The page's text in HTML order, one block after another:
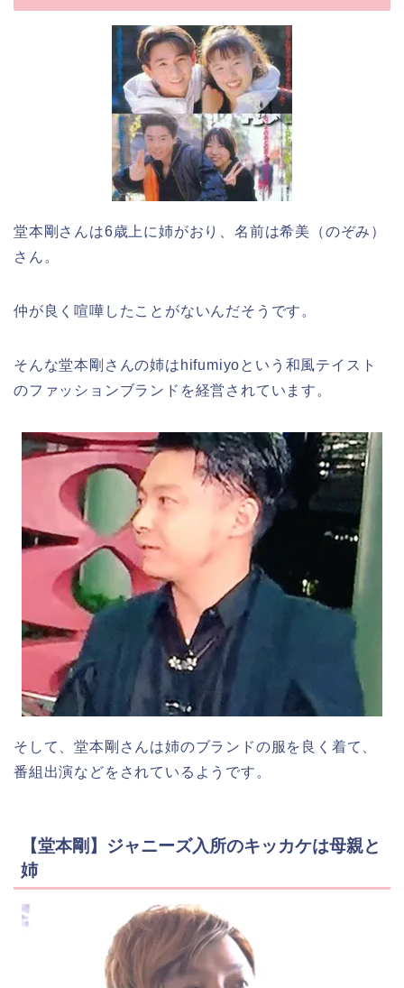
堂本剛さんは6歳上に姉がおり、名前は希美（のぞみ）
さん。
仲が良く喧嘩したことがないんだそうです。
そんな堂本剛さんの姉はhifumiyoという和風テイスト
のファッションブランドを経営されています。
そして、堂本剛さんは姉のブランドの服を良く着て、
番組出演などをされているようです。
【堂本剛】ジャニーズ入所のキッカケは母親と
姉